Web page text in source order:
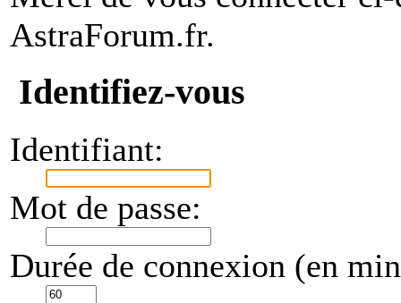
AstraForum.fr.
Identifiez-vous
Identifiant:
Mot de passe:
Durée de connexion (en